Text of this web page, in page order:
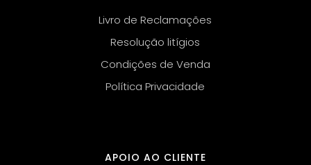
Livro de Reclamações
Resolução litígios
Condições de Venda
Política Privacidade
APOIO AO CLIENTE